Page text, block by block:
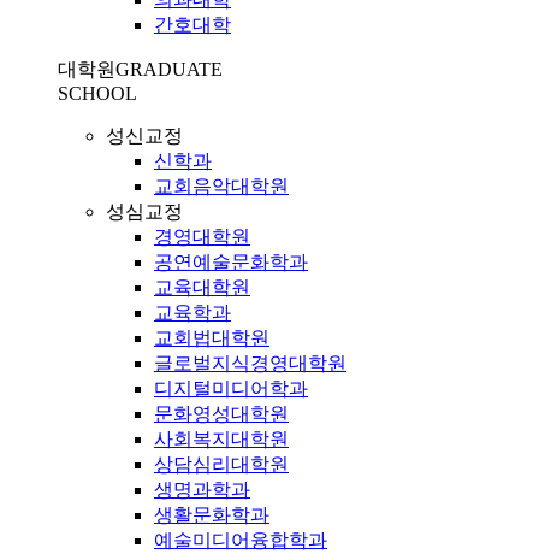
간호대학
대학원GRADUATE
SCHOOL
성신교정
신학과
교회음악대학원
성심교정
경영대학원
공연예술문화학과
교육대학원
교육학과
교회법대학원
글로벌지식경영대학원
디지털미디어학과
문화영성대학원
사회복지대학원
상담심리대학원
생명과학과
생활문화학과
예술미디어융합학과